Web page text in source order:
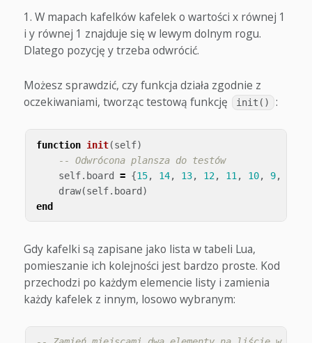
W mapach kafelków kafelek o wartości x równej 1
i y równej 1 znajduje się w lewym dolnym rogu.
Dlatego pozycję y trzeba odwrócić.
Możesz sprawdzić, czy funkcja działa zgodnie z
oczekiwaniami, tworząc testową funkcję
init() :
function init(self)
-- Odwrócona plansza do testów
self. board = {15, 14, 13, 12, 11 , 10, 9,
draw(self. board)
end
Gdy kafelki są zapisane jako lista w tabeli Lua,
pomieszanie ich kolejności jest bardzo proste. Kod
przechodzi po każdym elemencie listy i zamienia
każdy kafelek z innym, losowo wybranym: